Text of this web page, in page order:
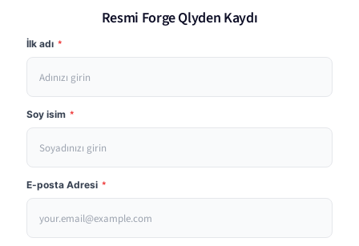
Resmi Forge Qlyden Kaydı
İlk adı *
Soy isim *
E-posta Adresi *